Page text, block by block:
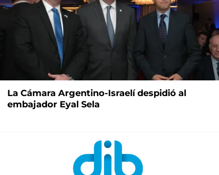
La Cámara Argentino-Israelí despidió al
embajador Eyal Sela